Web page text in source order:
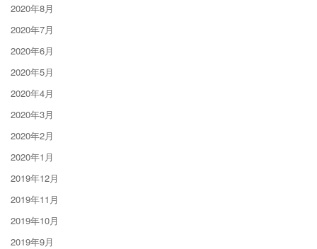
2020年8月
2020年7月
2020年6月
2020年5月
2020年4月
2020年3月
2020年2月
2020年1月
2019年12月
2019年11月
2019年10月
2019年9月